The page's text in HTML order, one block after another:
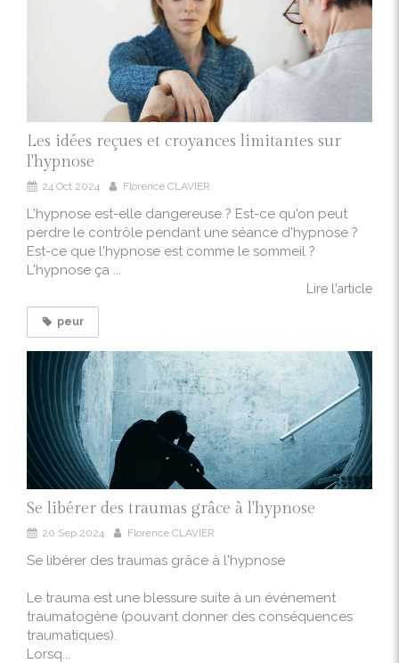
Les idées reçues et croyances limitantes sur
l'hypnose
24 Oct 2024 Florence CLAVIER
L'hypnose est-elle dangereuse ? Est-ce qu'on peut
perdre le contrôle pendant une séance d'hypnose ?
Est-ce que l'hypnose est comme le sommeil ?
L'hypnose ça ...
Lire l'article
peur
Se libérer des traumas grâce à l'hypnose
20 Sep 2024 Florence CLAVIER
Se libérer des traumas grâce à l'hypnose
Le trauma est une blessure suite à un événement
traumatogène (pouvant donner des conséquences
traumatiques).
Lorsq...